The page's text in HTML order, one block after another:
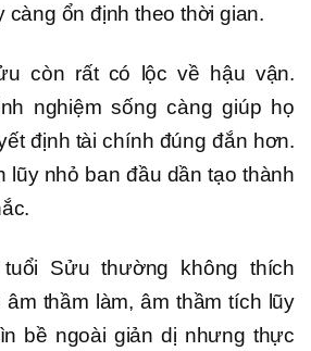
càng ổn định theo thời gian.
còn rất có lộc về hậu vận.
nghiệm sống càng giúp họ
định tài chính đúng đắn hơn.
lũy nhỏ ban đầu dần tạo thành
Sửu thường không thích
âm thầm làm, âm thầm tích lũy
bề ngoài giản dị nhưng thực